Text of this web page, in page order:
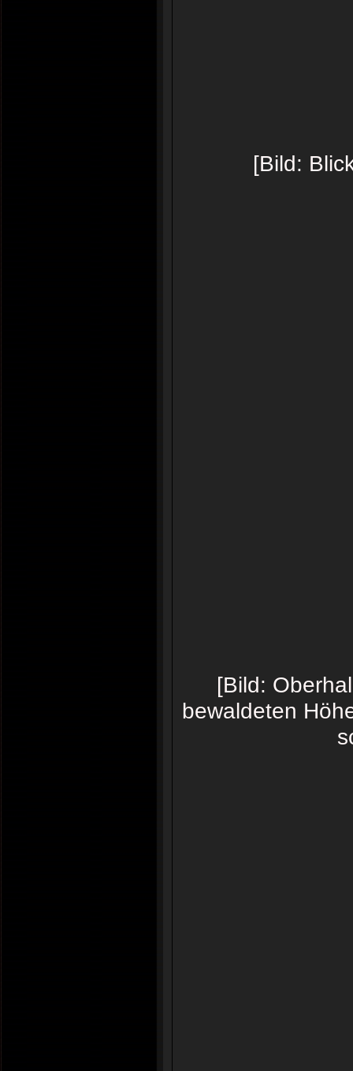
[Bild:
[Bild:
bewaldeten